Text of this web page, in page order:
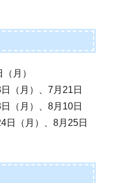
月）
（月）、7月21日
（月）、8月10日
日（月）、8月25日